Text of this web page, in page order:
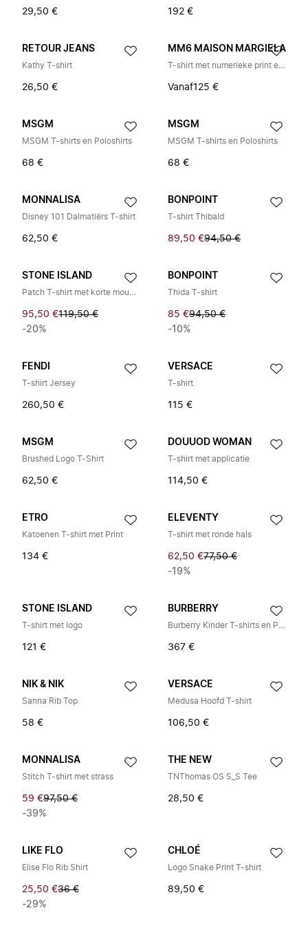
29,50 € 192 €
RETOUR JEANS
Kathy T-shirt
26,50 €
MM6 MAISON MARGIELA
T-shirt met numerieke print en gelaagde mouwen
Vanaf125 €
MSGM
MSGM T-shirts en Poloshirts
68 €
MSGM
MSGM T-shirts en Poloshirts
68 €
MONNALISA
Disney 101 Dalmatiërs T-shirt
62,50 €
BONPOINT
T-shirt Thibald
89,50 €94,50 €
STONE ISLAND
Patch T-shirt met korte mouwen
95,50 €119,50 €
-20%
BONPOINT
Thida T-shirt
85 €94,50 €
-10%
FENDI
T-shirt Jersey
260,50 €
VERSACE
T-shirt
115 €
MSGM
Brushed Logo T-Shirt
62,50 €
DOUUOD WOMAN
T-shirt met applicatie
114,50 €
ETRO
Katoenen T-shirt met Print
134 €
ELEVENTY
T-shirt met ronde hals
62,50 €77,50 €
-19%
STONE ISLAND
T-shirt met logo
121 €
BURBERRY
Burberry Kinder T-shirts en Poloshirts
367 €
NIK & NIK
Sanna Rib Top
58 €
VERSACE
Medusa Hoofd T-shirt
106,50 €
MONNALISA
Stitch T-shirt met strass
59 €97,50 €
-39%
THE NEW
TNThomas OS S_S Tee
28,50 €
LIKE FLO
Elise Flo Rib Shirt
25,50 €36 €
-29%
CHLOÉ
Logo Snake Print T-shirt
89,50 €